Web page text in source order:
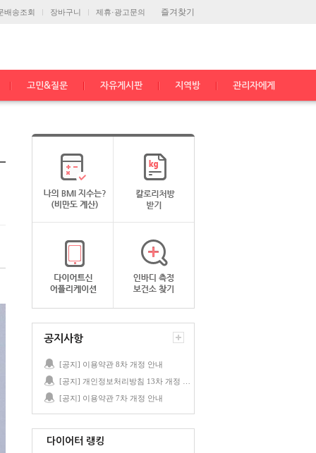
즐겨찾기
배송조회 장바구니 제휴·광고문의
고민&질문 자유게시판 지역방 관리자에게
공지사항
[공지] 이용약관 8차 개정 안내
[공지] 이용약관 7차 개정 안내
다이어터 랭킹